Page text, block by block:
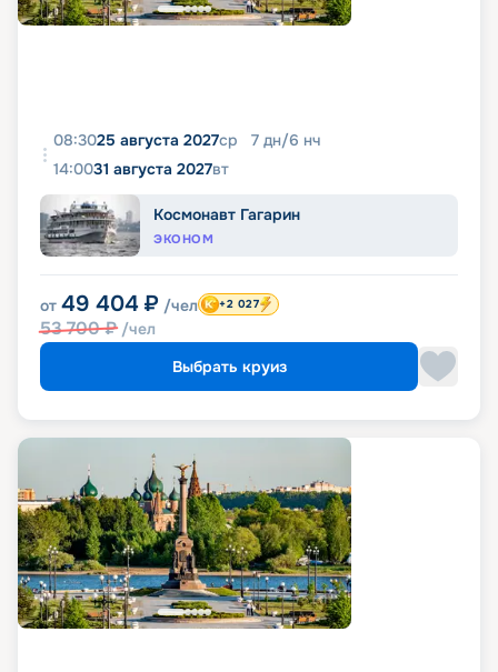
08:3025 августа 2027ср 7 дн/6 нч
14:0031 августа 2027вт
Космонавт Гагарин
ЭКОНОМ
от 49 404 ₽ /чел
53 700₽ /чел
+2 027
Выбрать круиз